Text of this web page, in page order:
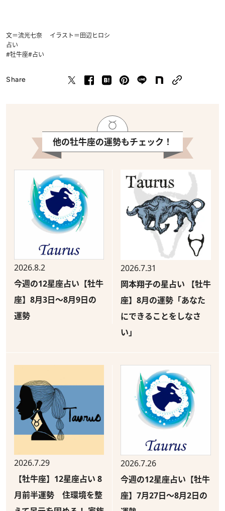
文＝流光七奈 イラスト＝田辺ヒロシ
占い
#牡牛座#占い
Share
他の牡牛座の運勢もチェック！
2026.8.2
今週の12星座占い【牡牛
座】8月3日～8月9日の
運勢
2026.7.31
岡本翔子の星占い 【牡牛
座】8月の運勢「あなた
にできることをしなさ
い」
2026.7.29
【牡牛座】12星座占い 8
月前半運勢 住環境を整
2026.7.26
今週の12星座占い【牡牛
座】7月27日～8月2日の